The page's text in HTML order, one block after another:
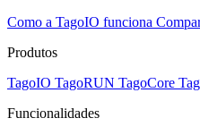
Como a TagoIO funciona
Produtos
TagoIO TagoRUN TagoCore
Funcionalidades